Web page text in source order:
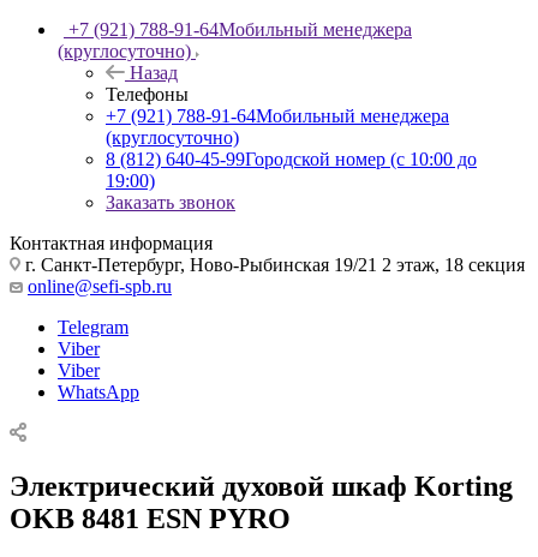
+7 (921) 788-91-64Мобильный менеджера
(круглосуточно)
Назад
Телефоны
+7 (921) 788-91-64Мобильный менеджера
(круглосуточно)
8 (812) 640-45-99Городской номер (с 10:00 до
19:00)
Заказать звонок
Контактная информация
г. Санкт-Петербург, Ново-Рыбинская 19/21 2 этаж, 18 секция
online@sefi-spb.ru
Telegram
Viber
Viber
WhatsApp
Электрический духовой шкаф Korting
OKB 8481 ESN PYRO